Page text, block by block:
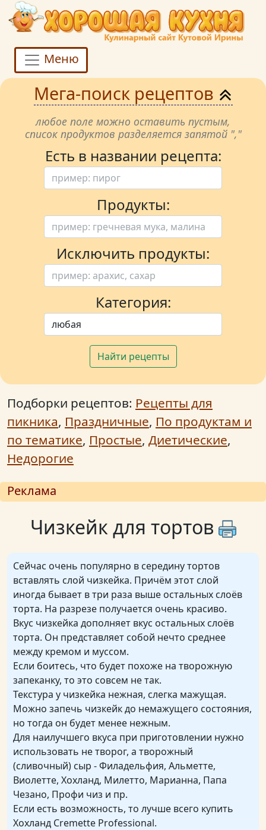
Меню
Мега-поиск рецептов
любое поле можно оставить пустым,
список продуктов разделяется запятой ","
Есть в названии рецепта:
Продукты:
Исключить продукты:
Категория:
Найти рецепты
Подборки рецептов: Рецепты для
пикника, Праздничные, По продуктам и
по тематике, Простые, Диетические,
Недорогие
Реклама
Чизкейк для тортов
Сейчас очень популярно в середину тортов
вставлять слой чизкейка. Причём этот слой
иногда бывает в три раза выше остальных слоёв
торта. На разрезе получается очень красиво.
Вкус чизкейка дополняет вкус остальных слоёв
торта. Он представляет собой нечто среднее
между кремом и муссом.
Если боитесь, что будет похоже на творожную
запеканку, то это совсем не так.
Текстура у чизкейка нежная, слегка мажущая.
Можно запечь чизкейк до немажущего состояния,
но тогда он будет менее нежным.
Для наилучшего вкуса при приготовлении нужно
использовать не творог, а творожный
(сливочный) сыр - Филадельфия, Альметте,
Виолетте, Хохланд, Милетто, Марианна, Папа
Чезано, Профи чиз и пр.
Если есть возможность, то лучше всего купить
Хохланд Cremette Professional.